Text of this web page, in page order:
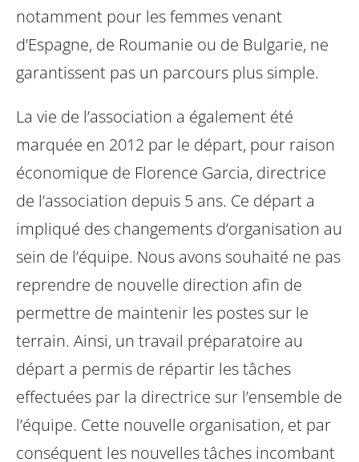
notamment pour les femmes venant
d’Espagne, de Roumanie ou de Bulgarie, ne
garantissent pas un parcours plus simple.
La vie de l’association a également été
marquée en 2012 par le départ, pour raison
économique de Florence Garcia, directrice
de l’association depuis 5 ans. Ce départ a
impliqué des changements d’organisation au
sein de l’équipe. Nous avons souhaité ne pas
reprendre de nouvelle direction afin de
permettre de maintenir les postes sur le
terrain. Ainsi, un travail préparatoire au
départ a permis de répartir les tâches
effectuées par la directrice sur l’ensemble de
l’équipe. Cette nouvelle organisation, et par
conséquent les nouvelles tâches incombant